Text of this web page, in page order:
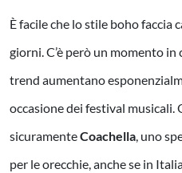
È facile che lo stile boho
giorni. C’è però un momento
trend aumentano
occasione dei festival musicali.
sicuramenteCoachella , uno
per le orecchie, anche se in